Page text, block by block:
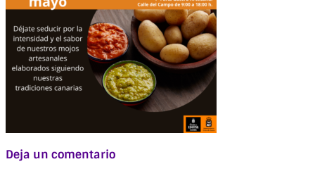
Deja un comentario